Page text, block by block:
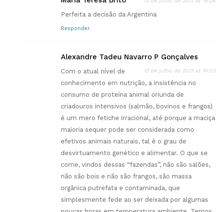
Perfeita a decisão da Argentina
Responder
Alexandre Tadeu Navarro P Gonçalves
13 de julho de 2021 at 14:03
Com o atual nível de
conhecimento em nutrição, a insistência no
consumo de proteína animal oriunda de
criadouros intensivos (salmão, bovinos e frangos)
é um mero fetiche irracional, até porque a maciça
maioria sequer pode ser considerada como
efetivos animais naturais, tal é o grau de
desvirtuamento genético e alimentar. O que se
come, vindos dessas “fazendas”, não são salões,
não são bois e não são frangos, são massa
orgânica putrefata e contaminada, que
simplesmente fede ao ser deixada por algumas